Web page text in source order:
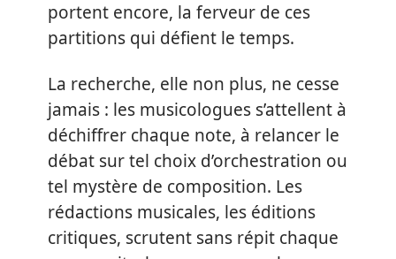
portent encore, la ferveur de ces
partitions qui défient le temps.
La recherche, elle non plus, ne cesse
jamais : les musicologues s’attellent à
déchiffrer chaque note, à relancer le
débat sur tel choix d’orchestration ou
tel mystère de composition. Les
rédactions musicales, les éditions
critiques, scrutent sans répit chaque